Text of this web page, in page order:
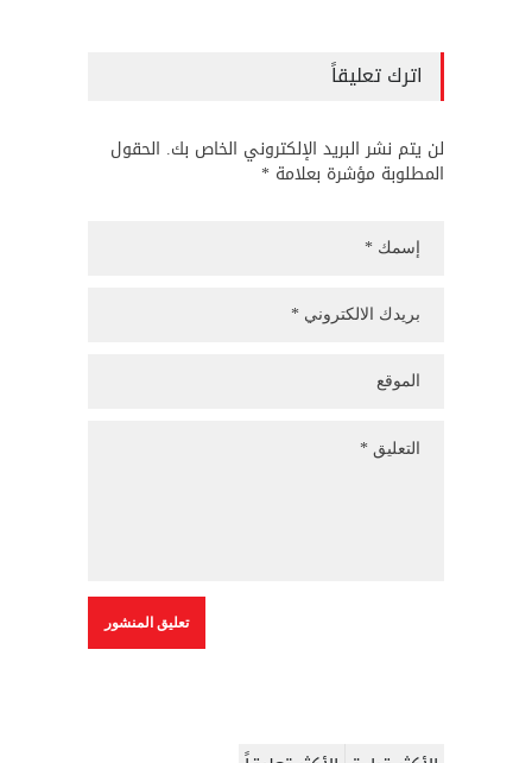
اترك تعليقاً
لن يتم نشر البريد الإلكتروني الخاص بك. الحقول
المطلوبة مؤشرة بعلامة *